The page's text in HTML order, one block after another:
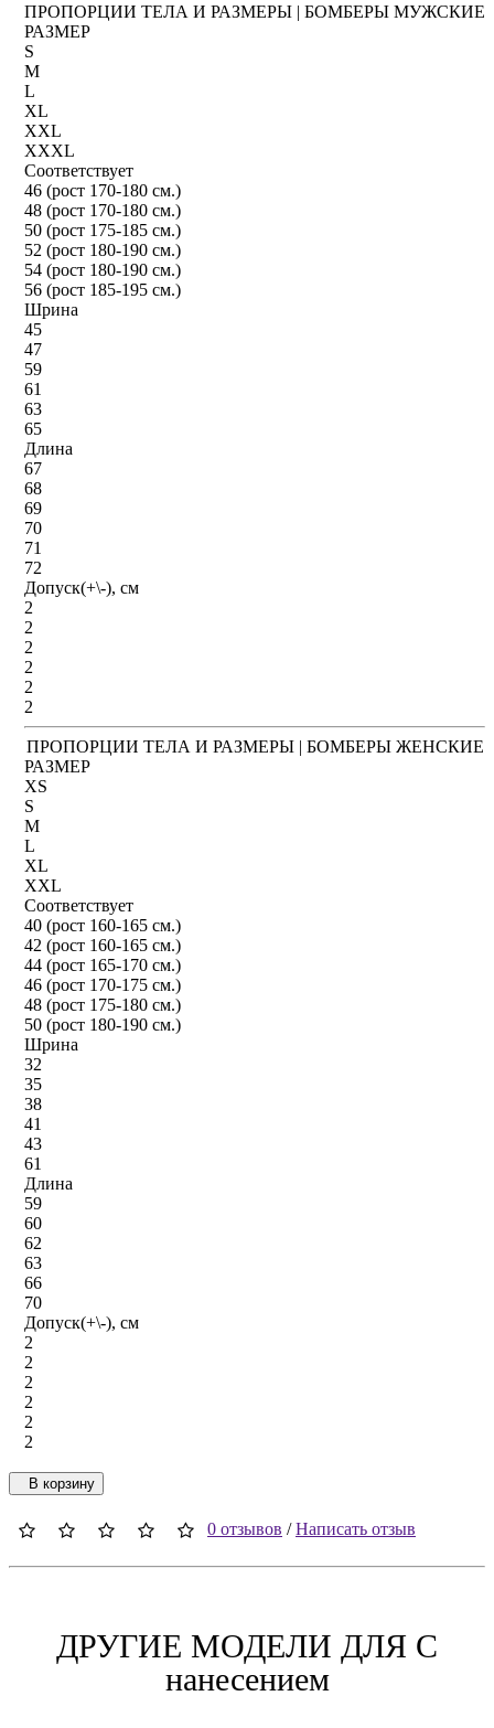
ПРОПОРЦИИ ТЕЛА И РАЗМЕРЫ | БОМБЕРЫ МУЖСКИЕ
РАЗМЕР
S
M
L
XL
XXL
XXXL
Соответствует
46 (рост 170-180 см.)
48 (рост 170-180 см.)
50 (рост 175-185 см.)
52 (рост 180-190 см.)
54 (рост 180-190 см.)
56 (рост 185-195 см.)
Шрина
45
47
59
61
63
65
Длина
67
68
69
70
71
72
Допуск(+\-), см
2
2
2
2
2
2
ПРОПОРЦИИ ТЕЛА И РАЗМЕРЫ | БОМБЕРЫ ЖЕНСКИЕ
РАЗМЕР
XS
S
M
L
XL
XXL
Соответствует
40 (рост 160-165 см.)
42 (рост 160-165 см.)
44 (рост 165-170 см.)
46 (рост 170-175 см.)
48 (рост 175-180 см.)
50 (рост 180-190 см.)
Шрина
32
35
38
41
43
61
Длина
59
60
62
63
66
70
Допуск(+\-), см
2
2
2
2
2
2
В корзину
0 отзывов /Написать отзыв
ДРУГИЕ МОДЕЛИ ДЛЯ C
нанесением